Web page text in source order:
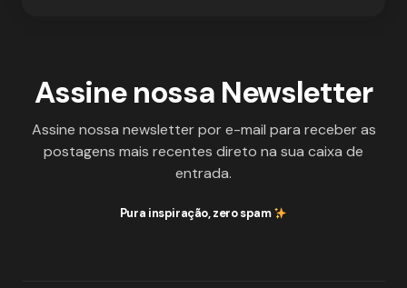
Assine nossa Newsletter
Assine nossa newsletter por e-mail para receber as
postagens mais recentes direto na sua caixa de
entrada.
Pura inspiração, zero spam